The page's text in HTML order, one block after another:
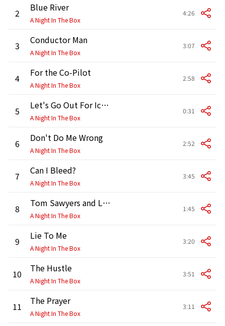
2 Blue River
A Night In The Box
4:26
3 Conductor Man
A Night In The Box
3:07
4 For the Co-Pilot
A Night In The Box
2:58
5 Let's Go Out For Ice Cream
A Night In The Box
0:31
6 Don't Do Me Wrong
A Night In The Box
2:52
7 Can I Bleed?
A Night In The Box
3:45
8 Tom Sawyers and Lawyers
A Night In The Box
1:45
9 Lie To Me
A Night In The Box
3:20
10 The Hustle
A Night In The Box
3:51
11 The Prayer
A Night In The Box
3:11